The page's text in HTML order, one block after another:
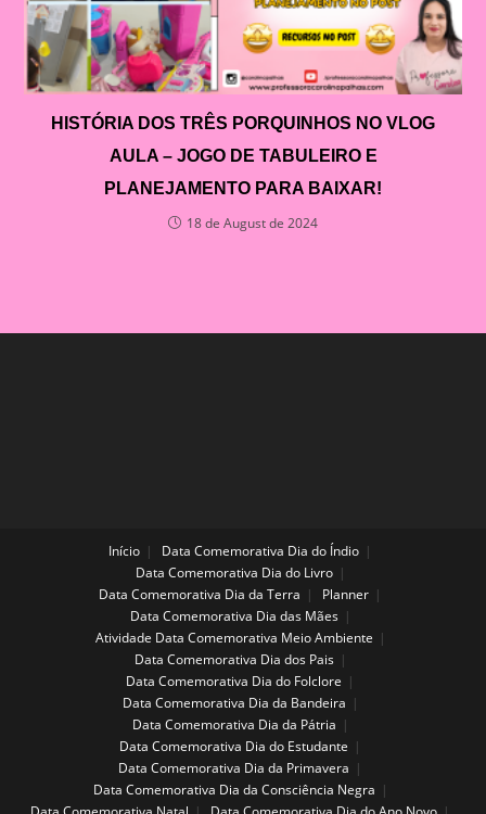
HISTÓRIA DOS TRÊS PORQUINHOS NO VLOG
AULA – JOGO DE TABULEIRO E
PLANEJAMENTO PARA BAIXAR!
18 de August de 2024
Início
Data Comemorativa Dia do Índio
Data Comemorativa Dia do Livro
Data Comemorativa Dia da Terra
Planner
Data Comemorativa Dia das Mães
Atividade Data Comemorativa Meio Ambiente
Data Comemorativa Dia dos Pais
Data Comemorativa Dia do Folclore
Data Comemorativa Dia da Bandeira
Data Comemorativa Dia da Pátria
Data Comemorativa Dia do Estudante
Data Comemorativa Dia da Primavera
Data Comemorativa Dia da Consciência Negra